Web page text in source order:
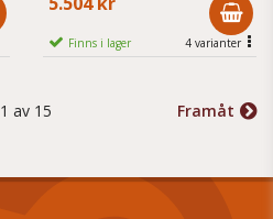
Finns i lager 4 varianter
1 av 15 Framåt